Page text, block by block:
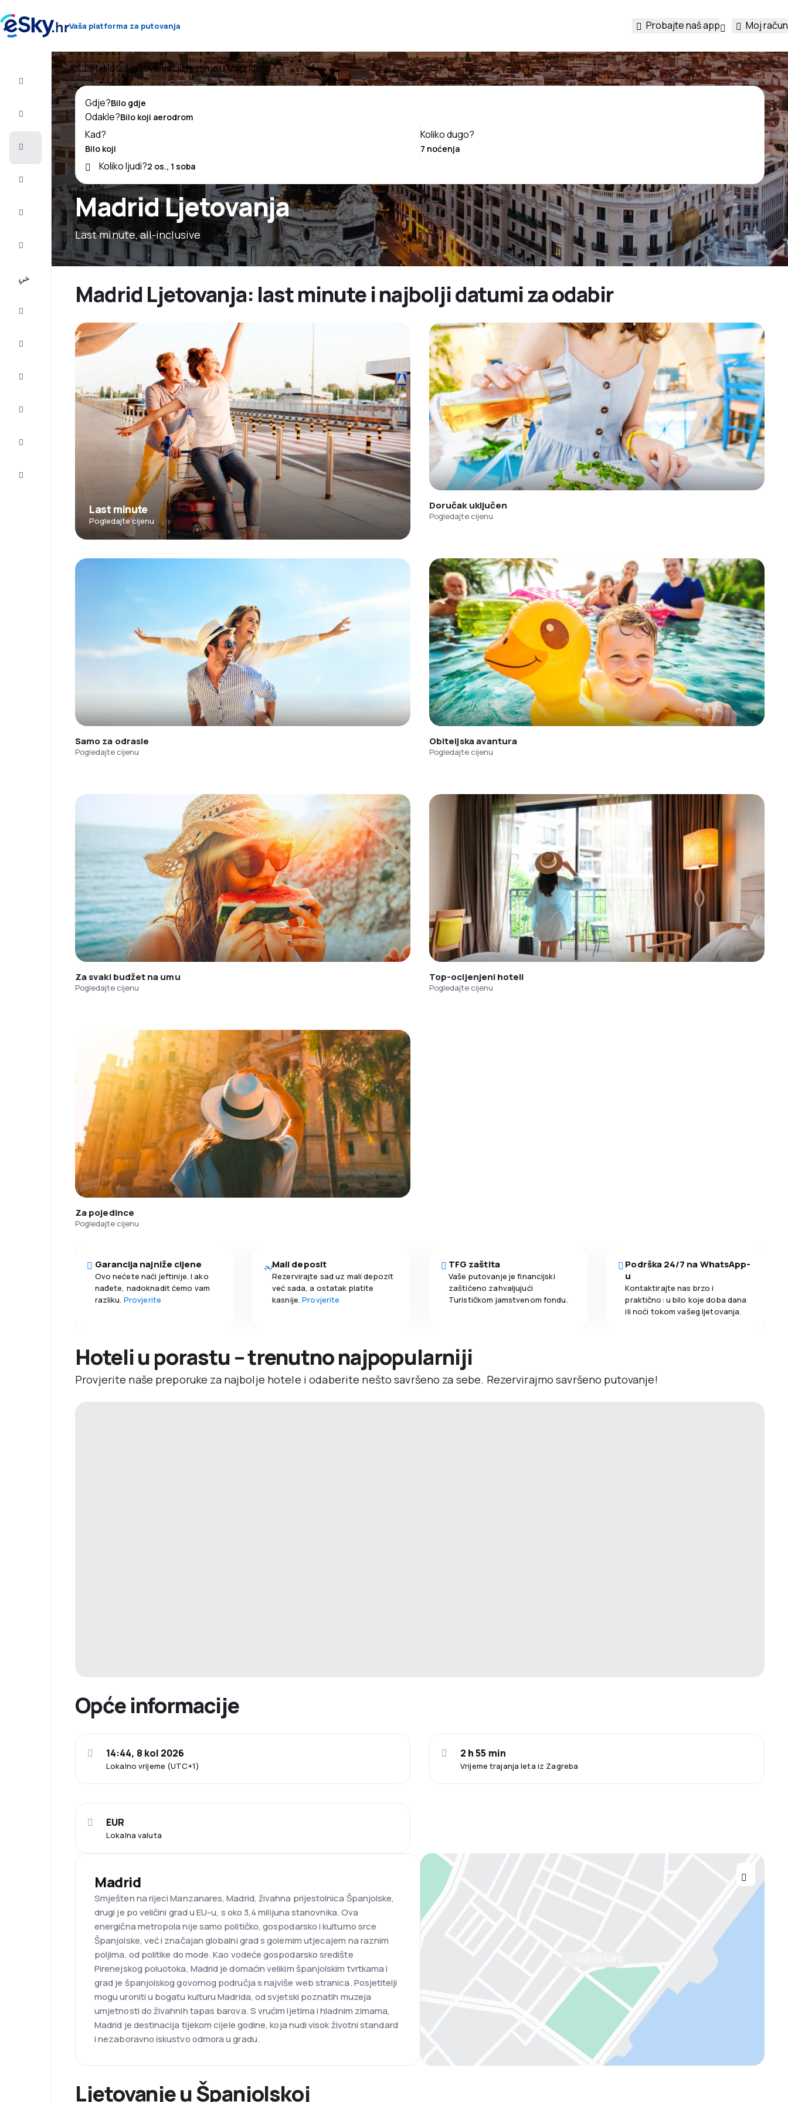
Vaša platforma za putovanja Probajte naš app Moj račun
Let+Hotel
Ljetovanje
2026/27
Let+HotelLjetovanjeLjetovanje u Madridu
Madrid Ljetovanja
Last minute, all-inclusive
Gdje?
Odakle?
Kad?
Koliko dugo?
Koliko ljudi?
Madrid Ljetovanja: last minute i najbolji datumi za odabir
Last minute
Pogledajte cijenu
Doručak uključen
Pogledajte cijenu
Samo za odrasle
Pogledajte cijenu
Obiteljska avantura
Pogledajte cijenu
Za svaki budžet na umu
Pogledajte cijenu
Top-ocijenjeni hoteli
Pogledajte cijenu
Za pojedince
Pogledajte cijenu
Garancija najniže cijene
Ovo nećete naći jeftinije. I ako
nađete, nadoknadit ćemo vam
razliku. Provjerite
Mali deposit
Rezervirajte sad uz mali depozit
već sada, a ostatak platite
kasnije.Provjerite
TFG zaštita
Vaše putovanje je financijski
zaštićeno zahvaljujući
Turističkom jamstvenom fondu.
Podrška 24/7 na WhatsApp-
u
Kontaktirajte nas brzo i
praktično: u bilo koje doba dana
ili noći tokom vašeg ljetovanja.
Hoteli u porastu – trenutno najpopularniji
Provjerite naše preporuke za najbolje hotele i odaberite nešto savršeno za sebe. Rezervirajmo savršeno putovanje!
Opće informacije
Lokalno vrijeme (UTC+1)
14:44, 8 kol 2026
Vrijeme trajanja leta iz Zagreba
2 h 55 min
Lokalna valuta
EUR
Madrid
Smješten na rijeci Manzanares, Madrid, živahna prijestolnica Španjolske,
drugi je po veličini grad u EU-u, s oko 3,4 milijuna stanovnika. Ova
energična metropola nije samo političko, gospodarsko i kulturno srce
Španjolske, već i značajan globalni grad s golemim utjecajem na raznim
poljima, od politike do mode. Kao vodeće gospodarsko središte
Pirenejskog poluotoka, Madrid je domaćin velikim španjolskim tvrtkama i
grad je španjolskog govornog područja s najviše web stranica. Posjetitelji
mogu uroniti u bogatu kulturu Madrida, od svjetski poznatih muzeja
umjetnosti do živahnih tapas barova. S vrućim ljetima i hladnim zimama,
Madrid je destinacija tijekom cijele godine, koja nudi visok životni standard
i nezaboravno iskustvo odmora u gradu.
Ljetovanje u Španjolskoj